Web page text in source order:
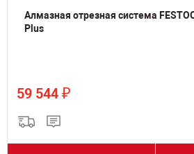
Алмазная отрезная система
Plus
59 544 ₽